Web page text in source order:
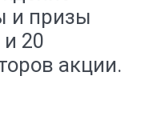
и призы
20
акции.